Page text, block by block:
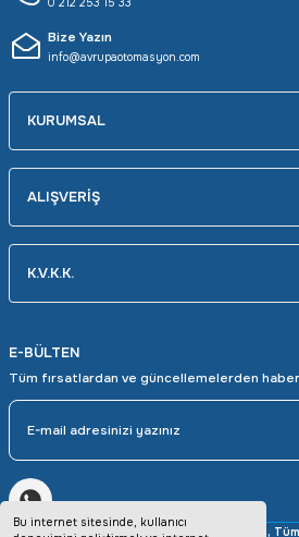
Bu internet sitesinde, kullanıcı
Bize Yazın
info@avrupaotomasyon.com
KURUMSAL
ALIŞVERİŞ
K.V.K.K.
E-BÜLTEN
Tüm fırsatlardan ve güncellemelerden
Copyright © 2025 avrupaotomasyon.com, Tüm